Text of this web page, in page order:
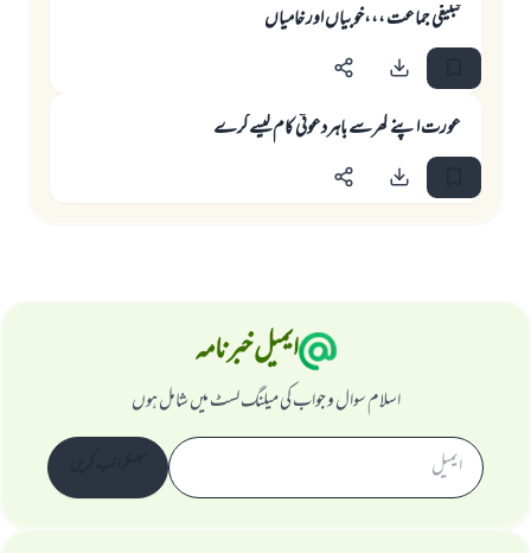
تبلیغی جماعت ،،،خوبیاں اور خامیاں
عورت اپنے گھرسے باہردعوتی کام کیسے کرے
ایمیل خبرنامہ
اسلام سوال و جواب کی میلنگ لسٹ میں شامل ہوں